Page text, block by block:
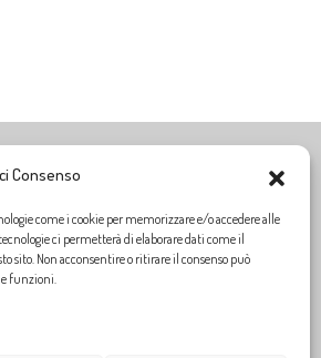
Consenso
come i cookie per memorizzare e/o accedere alle
ci permetterà di elaborare dati come il
sito. Non acconsentire o ritirare il consenso può
funzioni.
al Venerdìdalle ore9:00alle13:00